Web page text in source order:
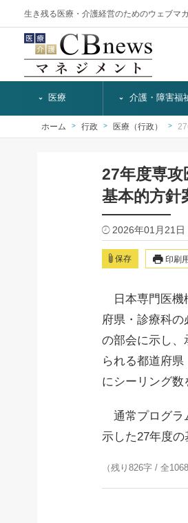
生き残る医療・介護経営のためのウェブマ
医療 介護・障害福
ホーム 行政 医療（行政）
27年度専
基本的方
2026年01月21日
保存 印刷用
日本専門医機
府県・診療科
の部会に示し、
られる都道府
にシーリング数
通常プログラ
示した27年度
（残り826字 / 全1068